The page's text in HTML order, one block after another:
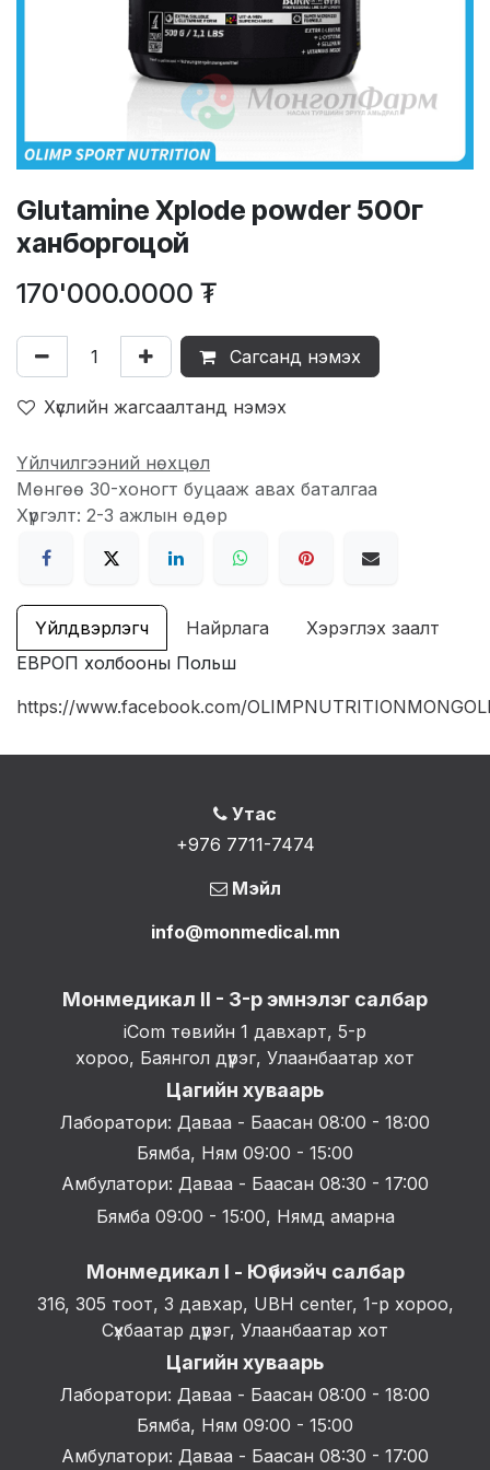
Glutamine Xplode powder 500г
ханборгоцой
170'000.0000 ₮
Сагсанд нэмэх
Хүслийн жагсаалтанд нэмэх
Үйлчилгээний нөхцөл
Мөнгөө 30-хоногт буцааж авах баталгаа
Хүргэлт: 2-3 ажлын өдөр
Үйлдвэрлэгч Найрлага
Хэрэглэх заалт
ЕВРОП холбооны Польш
https://www.facebook.com/
Утас
+976 7711-7474
Мэйл
info@monmedical.mn
Монмедикал II - 3-р эмнэлэг салбар
iCom төвийн 1 давхарт, 5-р
хороо, Баянгол дүүрэг, Улаанбаатар хот
Цагийн хуваарь
Лаборатори: Даваа - Баасан 08:00 - 18:00
Бямба, Ням 09:00 - 15:00
Амбулатори: Даваа - Баасан 08:30 - 17:00
Бямба 09:00 - 15:00, Нямд амарна
Монмедикал I - Юүбиэйч салбар
316, 305 тоот, 3 давхар, UBH center, 1-р хороо,
Сүхбаатар дүүрэг, Улаанбаатар хот
Цагийн хуваарь
Лаборатори: Даваа - Баасан 08:00 - 18:00
Бямба, Ням 09:00 - 15:00
Амбулатори: Даваа - Баасан 08:30 - 17:00